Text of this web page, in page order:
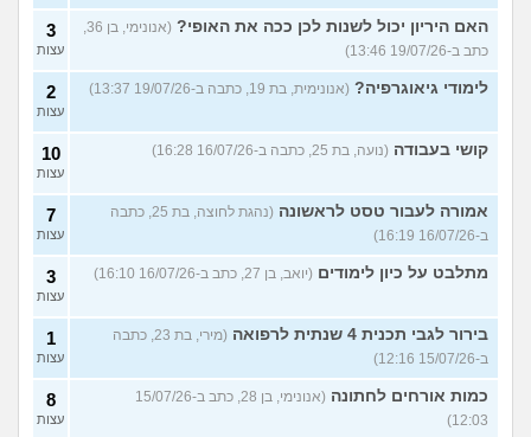
האם היריון יכול לשנות לכן ככה את האופי?
(אנונימי, בן 36,
כתב ב-19/07/26 13:46)
3
עצות
לימודי גיאוגרפיה? (אנונימית, בת 19, כתבה ב-19/07/26 13:37) 2
עצות
קושי בעבודה (נועה, בת 25, כתבה ב-16/07/26 16:28) 10
עצות
אמורה לעבור טסט לראשונה
(נהגת לחוצה, בת 25, כתבה
ב-16/07/26 16:19)
7
עצות
מתלבט על כיון לימודים (יואב, בן 27, כתב ב-16/07/26 16:10) 3
עצות
בירור לגבי תכנית 4 שנתית לרפואה
(מירי, בת 23, כתבה
ב-15/07/26 12:16)
1
עצות
כמות אורחים לחתונה
(אנונימי, בן 28, כתב ב-15/07/26
12:03)
8
עצות